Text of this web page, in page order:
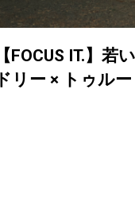
【FOCUS IT.】
ドリー × トゥル